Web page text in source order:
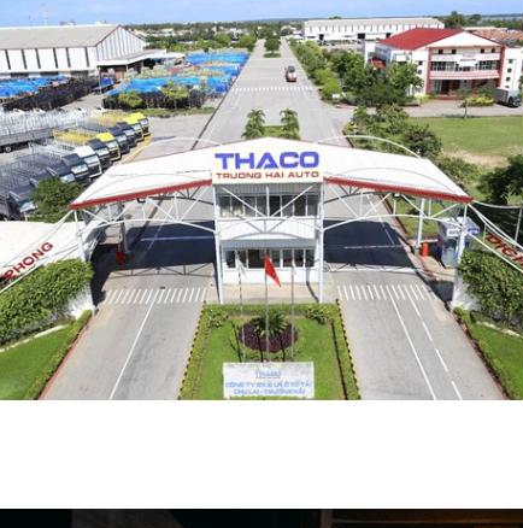
SUN GROUP